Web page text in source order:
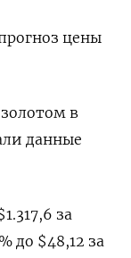
цены
в
данные
за
до $48,12​ за